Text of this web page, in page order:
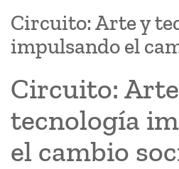
Circuito: Arte y
impulsando el
Circuito:
tecnología
el cambio